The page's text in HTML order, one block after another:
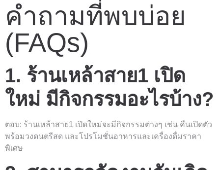
คำถามที่พบบ่อย
(FAQs)
1. ร้านเหล้าสาย1 เปิด
ใหม่ มีกิจกรรมอะไรบ้าง?
ตอบ: ร้านเหล้าสาย1 เปิดใหม่จะมีกิจกรรมต่างๆ เช่น คืนเปิดตัว
พร้อมวงดนตรีสด และโปรโมชั่นอาหารและเครื่องดื่มราคา
พิเศษ